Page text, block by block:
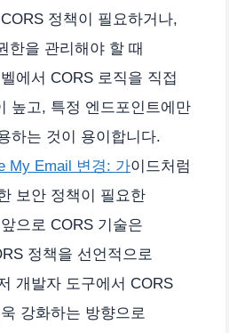
정책이 필요하거나,
한을 관리해야 할 때
에서 CORS 로직을 직접
높고, 특정 엔드포인트에만
하는 것이 용이합니다.
My Email 변경: 가이드처럼
보안 정책이 필요한
으로 CORS 기술은
정책을 선언적으로
개발자 도구에서 CORS
강화하는 방향으로